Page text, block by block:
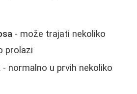
- može trajati nekoliko
prolazi
- normalno u prvih nekoliko